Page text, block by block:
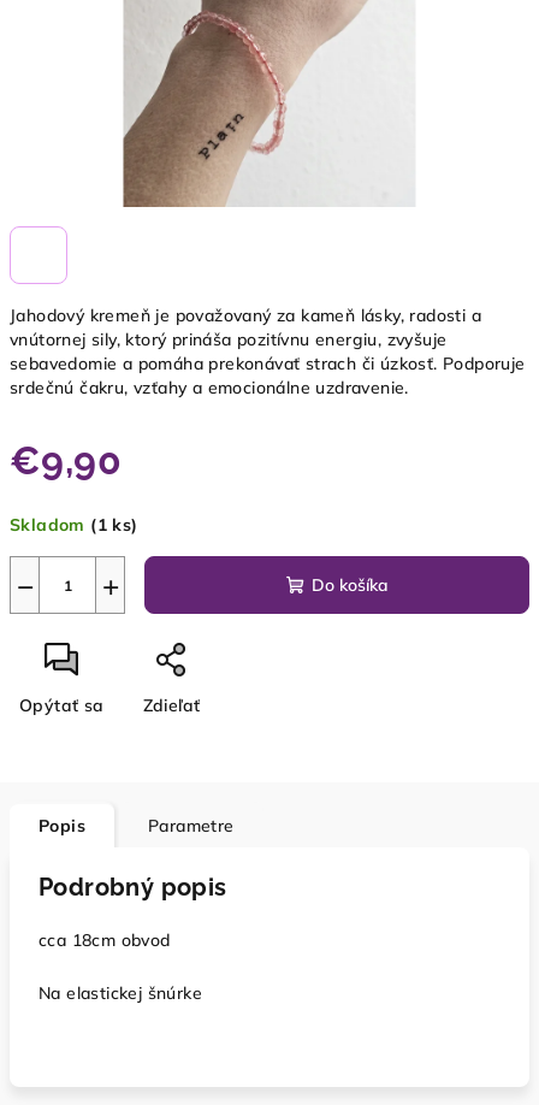
Jahodový kremeň je považovaný za kameň lásky, radosti a
vnútornej sily, ktorý prináša pozitívnu energiu, zvyšuje
sebavedomie a pomáha prekonávať strach či úzkosť. Podporuje
srdečnú čakru, vzťahy a emocionálne uzdravenie.
€9,90
cena:
Skladom (1 ks)
+
− Do košíka
Opýtať sa Zdieľať
Popis Parametre
Podrobný popis
cca 18cm obvod
Na elastickej šnúrke